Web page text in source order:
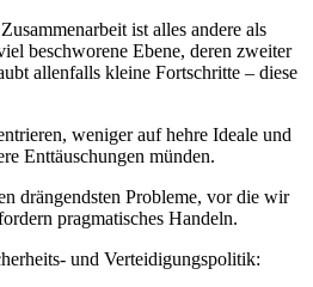
ist alles andere als
beschworene Ebene, deren zweiter
allenfalls kleine Fortschritte – diese
weniger auf hehre Ideale und
Enttäuschungen münden.
drängendsten Probleme, vor die wir
pragmatisches Handeln.
und Verteidigungspolitik: